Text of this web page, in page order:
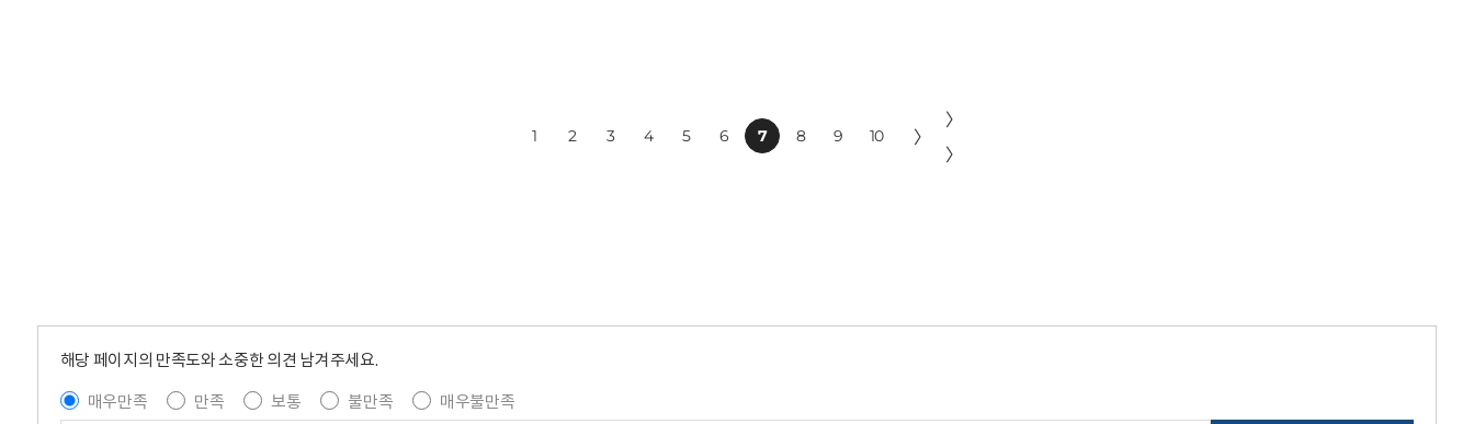
1 2 3 4 5 6 7 8 9 10 〉
〉
〉
해당 페이지의 만족도와 소중한 의견 남겨주세요.
매우만족
만족 보통 불만족
매우불만족